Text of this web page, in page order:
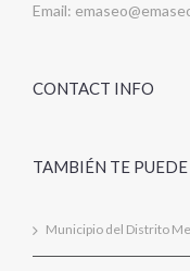
Email:
CONTACT INFO
TAMBIÉN TE
Municipio del Distrito